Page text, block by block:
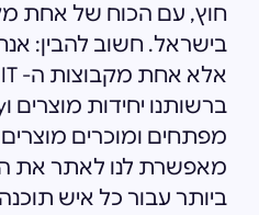
בישראל. חשוב להבין:
מפתחים ומוכרים
מאפשרת לנו לאתר את
ביותר עבור כל איש